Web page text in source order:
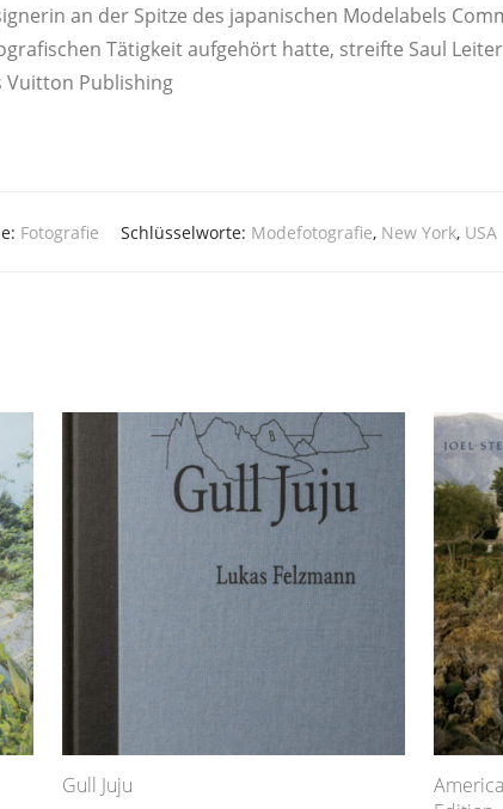
an der Spit­ze des japa­ni­schen Mode­la­bels
Tätig­keit auf­ge­hört hat­te, streif­te Saul
Vuit­ton Publishing
Fotografie Schlüsselworte: Modefotografie, New York, USA
Gull Juju